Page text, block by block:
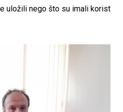
uložili nego što su imali korist